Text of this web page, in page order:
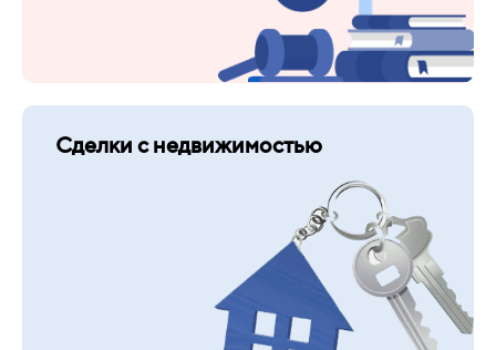
Сделки с недвижимостью